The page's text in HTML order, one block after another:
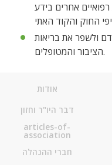
אחרים בידע
ולשפר את בריאות
הציבור והמטופלים.
אודות
דבר היו"ר וחזון
articles-of-
association
חברי ההנהלה